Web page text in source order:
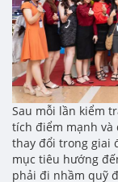
Sau mỗi lần kiểm
tích điểm mạnh
thay đổi trong giai
mục tiêu hướng
phải đi nhầm quỹ